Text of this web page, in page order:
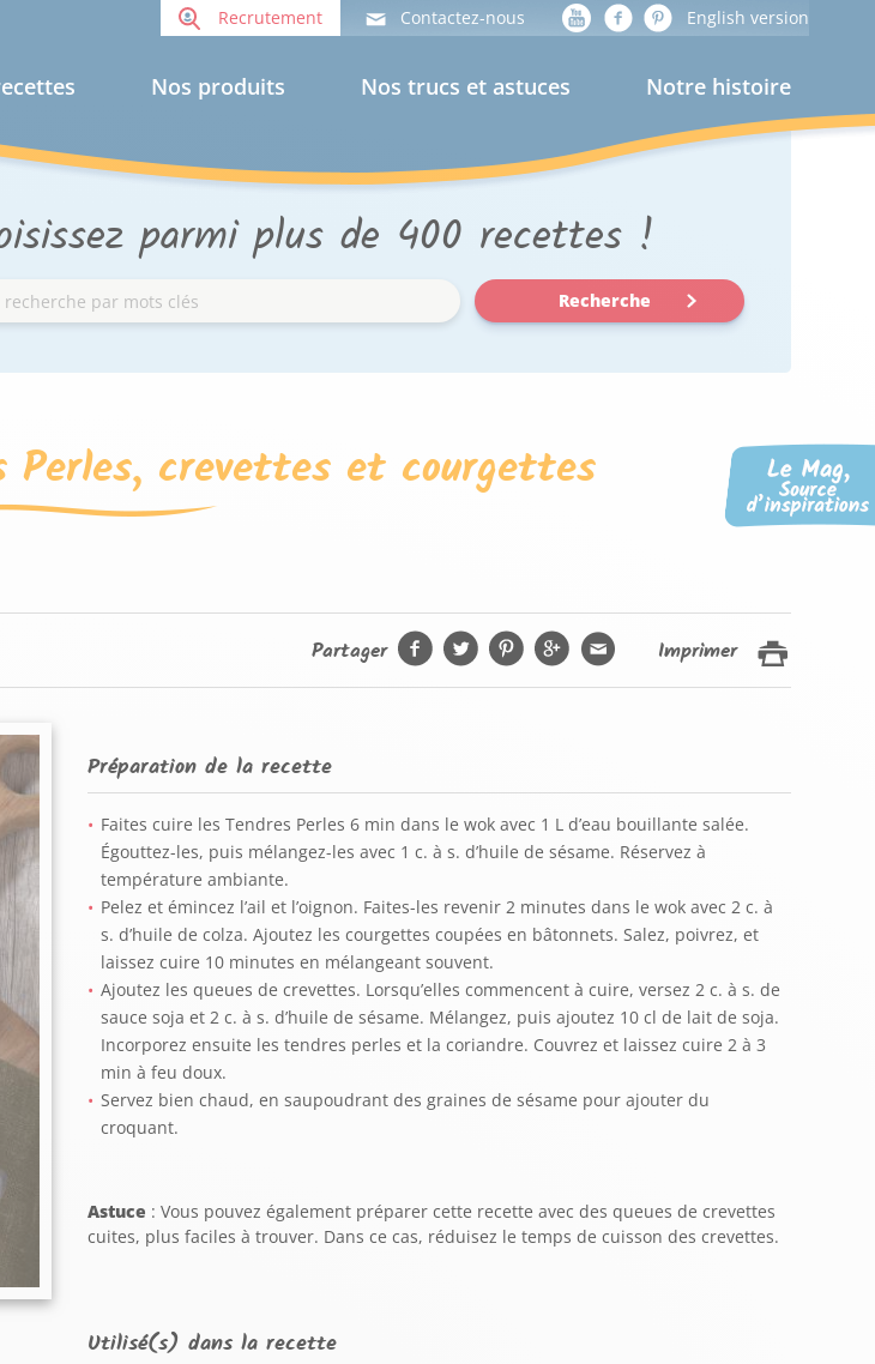
parmi plus de 400 recettes !
Recherche
English version
Recrutement Contactez-nous
Nos produits Nos trucs et astuces Notre histoire
Perles, crevettes et courgettes
Partager Imprimer
Préparation de la recette
Faites cuire les Tendres Perles 6 min dans le wok avec 1 L d’eau bouillante salée.
Égouttez-les, puis mélangez-les avec 1 c. à s. d’huile de sésame. Réservez à
température ambiante.
Pelez et émincez l’ail et l’oignon. Faites-les revenir 2 minutes dans le wok avec 2 c. à
s. d’huile de colza. Ajoutez les courgettes coupées en bâtonnets. Salez, poivrez, et
laissez cuire 10 minutes en mélangeant souvent.
Ajoutez les queues de crevettes. Lorsqu’elles commencent à cuire, versez 2 c. à s. de
sauce soja et 2 c. à s. d’huile de sésame. Mélangez, puis ajoutez 10 cl de lait de soja.
Incorporez ensuite les tendres perles et la coriandre. Couvrez et laissez cuire 2 à 3
min à feu doux.
Servez bien chaud, en saupoudrant des graines de sésame pour ajouter du
croquant.
Astuce : Vous pouvez également préparer cette recette avec des queues de crevettes
cuites, plus faciles à trouver. Dans ce cas, réduisez le temps de cuisson des crevettes.
Utilisé(s) dans la recette